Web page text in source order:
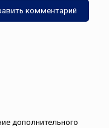
дополнительного